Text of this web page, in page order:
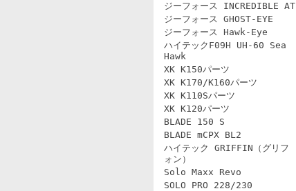
ジーフォース INCREDIBLE AT
ジーフォース GHOST-EYE
ジーフォース Hawk-Eye
ハイテックF09H UH-60 Sea
Hawk
XK K150パーツ
XK K170/K160パーツ
XK K110Sパーツ
XK K120パーツ
BLADE 150 S
BLADE mCPX BL2
ハイテック GRIFFIN（グリフ
ォン）
Solo Maxx Revo
SOLO PRO 228/230